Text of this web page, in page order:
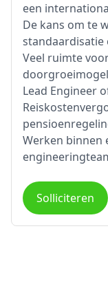
een
De kans om te
standaardisatie
Veel ruimte
Lead Engineer
Werken binnen
Solliciteren